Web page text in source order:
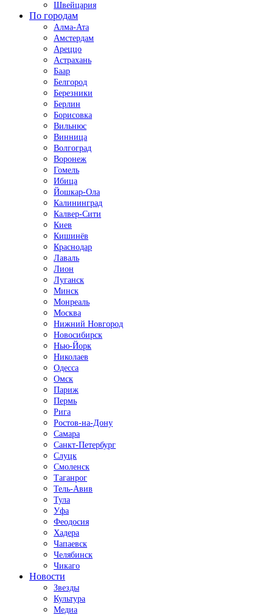
Швейцария
По городам
Алма-Ата
Амстердам
Ареццо
Астрахань
Баар
Белгород
Березники
Берлин
Борисовка
Вильнюс
Винница
Волгоград
Воронеж
Гомель
Ибица
Йошкар-Ола
Калининград
Калвер-Сити
Киев
Кишинёв
Краснодар
Лаваль
Лион
Луганск
Минск
Монреаль
Москва
Нижний Новгород
Новосибирск
Нью-Йорк
Николаев
Одесса
Омск
Париж
Пермь
Рига
Ростов-на-Дону
Самара
Санкт-Петербург
Слуцк
Смоленск
Таганрог
Тель-Авив
Тула
Уфа
Феодосия
Хадера
Чапаевск
Челябинск
Чикаго
Новости
Звезды
Культура
Медиа